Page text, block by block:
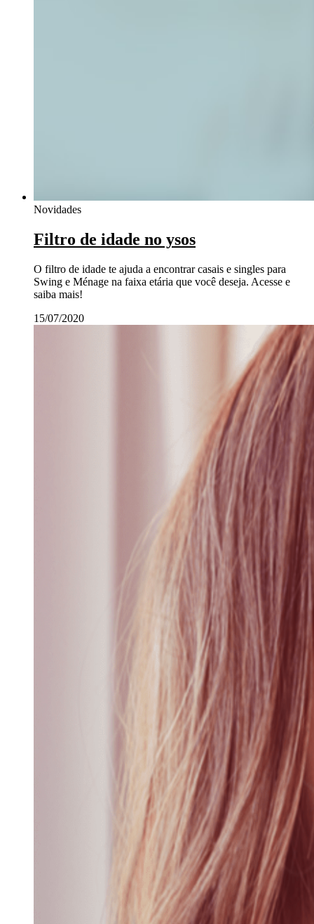
Novidades
Filtro de idade no ysos
O filtro de idade te ajuda a encontrar casais e singles para
Swing e Ménage na faixa etária que você deseja. Acesse e
saiba mais!
15/07/2020